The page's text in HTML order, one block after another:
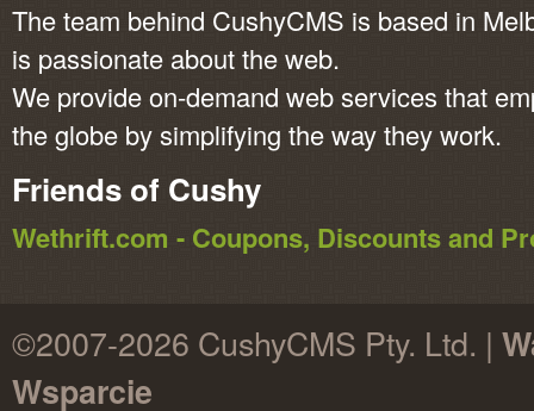
The team behind CushyCMS is based in
is passionate about the web.
We provide on-demand web services that
the globe by simplifying the way they work.
Friends of Cushy
Wethrift.com - Coupons, Discounts and
©2007-2026 CushyCMS Pty. Ltd. |
Wsparcie